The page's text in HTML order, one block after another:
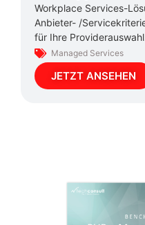
Workplace Services-
Anbieter- /
für Ihre
Managed Services
JETZT ANSEHEN